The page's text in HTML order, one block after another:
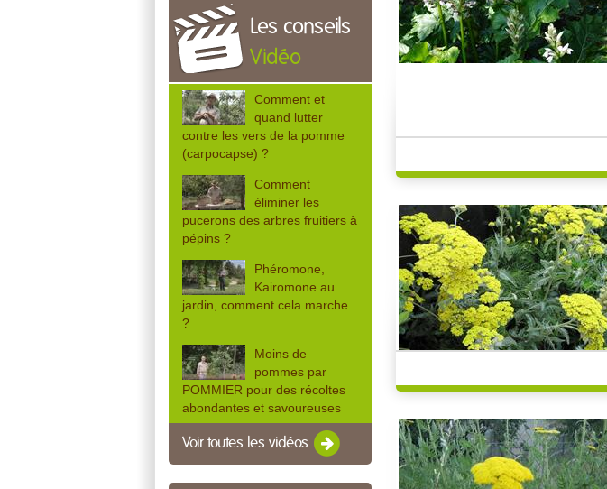
Les conseils
Vidéo
Comment et
quand lutter
contre les vers de la pomme
(carpocapse) ?
Comment
éliminer les
pucerons des arbres fruitiers à
pépins ?
Phéromone,
Kairomone au
jardin, comment cela marche
?
Moins de
pommes par
POMMIER pour des récoltes
abondantes et savoureuses
Voir toutes les vidéos